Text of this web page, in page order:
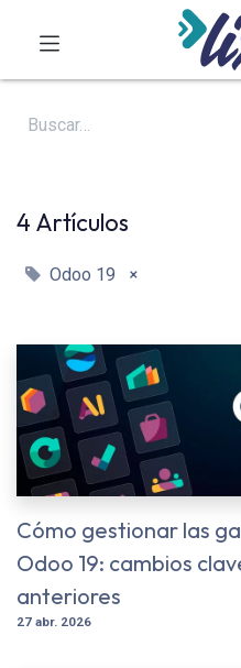
4 Artículos
Odoo 19 ×
Cómo gestionar las
Odoo 19: cambios
anteriores
27 abr. 2026